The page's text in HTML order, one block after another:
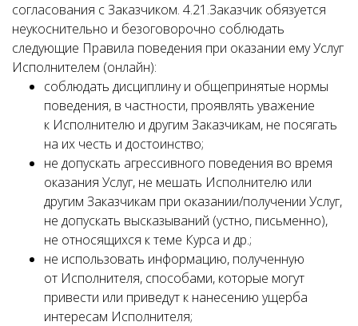
согласования с Заказчиком. 4.21.Заказчик обязуется
неукоснительно и безоговорочно соблюдать
следующие Правила поведения при оказании ему Услуг
Исполнителем (онлайн):
соблюдать дисциплину и общепринятые нормы
поведения, в частности, проявлять уважение
к Исполнителю и другим Заказчикам, не посягать
на их честь и достоинство;
не допускать агрессивного поведения во время
оказания Услуг, не мешать Исполнителю или
другим Заказчикам при оказании/получении Услуг,
не допускать высказываний (устно, письменно),
не относящихся к теме Курса и др.;
не использовать информацию, полученную
от Исполнителя, способами, которые могут
привести или приведут к нанесению ущерба
интересам Исполнителя;